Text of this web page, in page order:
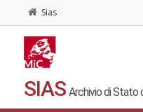
Sias
SIAS Archivio di Stato